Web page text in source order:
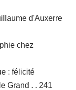
d'Auxerre
chez
: félicité
Grand . . 241